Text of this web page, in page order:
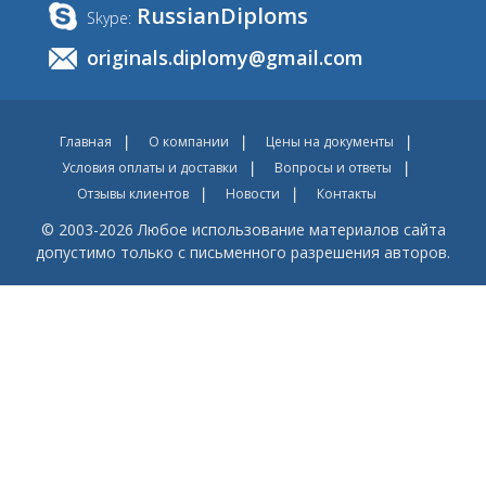
Skype: RussianDiploms
originals.diplomy@gmail.com
Главная О компании
Цены на документы
Условия оплаты и доставки
Вопросы и ответы
Отзывы клиентов
Новости Контакты
© 2003-2026 Любое использование материалов сайта
допустимо только с письменного разрешения авторов.